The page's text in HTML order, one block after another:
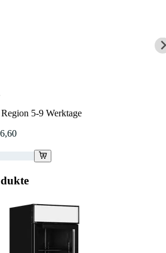
5-9 Werktage